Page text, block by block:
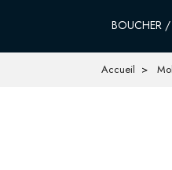
BOUCHER
Accueil